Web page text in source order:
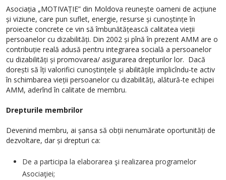
Asociația „MOTIVAȚIE” din Moldova reunește oameni de acțiune
și viziune, care pun suflet, energie, resurse și cunoștințe în
proiecte concrete ce vin să îmbunătățească calitatea vieții
persoanelor cu dizabilități. Din 2002 și pînă în prezent AMM are o
contribuție reală adusă pentru integrarea socială a persoanelor
cu dizabilități și promovarea/ asigurarea drepturilor lor. Dacă
dorești să îți valorifici cunoștințele și abilitățile implicîndu-te activ
în schimbarea vieții persoanelor cu dizabilități, alătură-te echipei
AMM, aderînd în calitate de membru.
Drepturile membrilor
Devenind membru, ai șansa să obții nenumărate oportunități de
dezvoltare, dar și drepturi ca:
De a participa la elaborarea şi realizarea programelor
Asociaţiei;